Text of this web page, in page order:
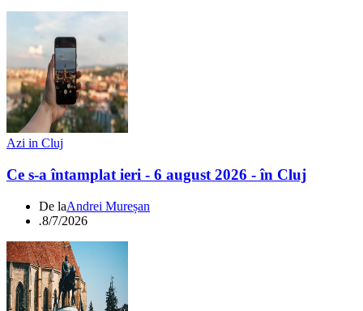
Azi in Cluj
Ce s-a întamplat ieri - 6 august 2026 - în Cluj
De laAndrei Mureșan
.8/7/2026